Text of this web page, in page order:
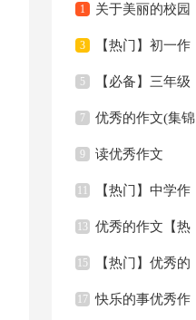
1 关于美丽的校园
三年级作文汇编7篇
3 【热门】初一作
文汇编5篇
5 【必备】三年级
优秀作文6篇
7 优秀的作文(集锦
15篇)
9 读优秀作文
11 【热门】中学作
文锦集六篇
13 优秀的作文【热
门】
15 【热门】优秀的
作文
17 快乐的事优秀作